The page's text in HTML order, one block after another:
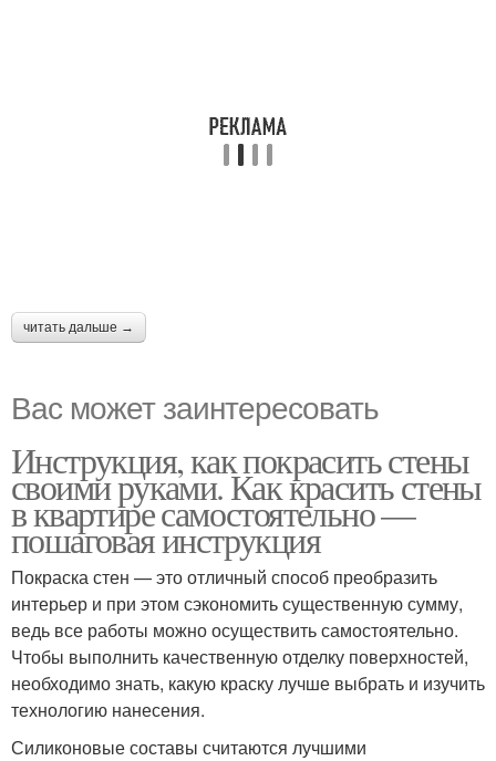
читать дальше →
Вас может заинтересовать
Инструкция, как покрасить стены
своими руками. Как красить стены
в квартире самостоятельно —
пошаговая инструкция
Покраска стен — это отличный способ преобразить
интерьер и при этом сэкономить существенную сумму,
ведь все работы можно осуществить самостоятельно.
Чтобы выполнить качественную отделку поверхностей,
необходимо знать, какую краску лучше выбрать и изучить
технологию нанесения.
Силиконовые составы считаются лучшими